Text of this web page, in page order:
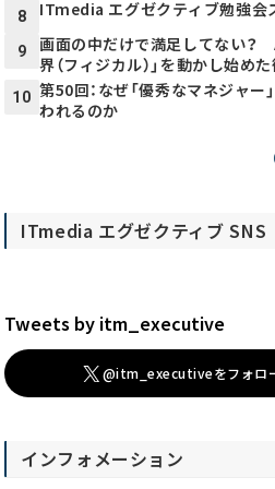
8 ITmedia エグゼクティブ勉強会
9
画面の中だけで満足してない？
界（フィジカル）」を動かし始め
10 第50回：なぜ「優秀なマネジャー
われるのか
ITmedia エグゼクティブ SNS
Tweets by itm_executive
@itm_executiveをフォロ
インフォメーション